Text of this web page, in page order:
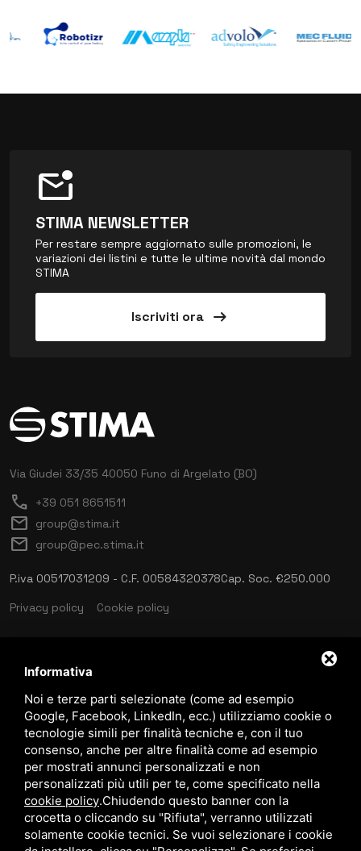
mark_email_unread
STIMA NEWSLETTER
Per restare sempre aggiornato sulle promozioni, le
variazioni dei listini e tutte le ultime novità dal mondo
STIMA
Iscriviti ora arrow_right_alt
Via Giudei 33/35 40050 Funo di Argelato (BO)
call +39 051 8651511
mail group@stima.it
mail group@pec.stima.it
P.iva 00517031209 - C.F. 00584320378Cap. Soc. €250.000
Privacy policy
Cookie policy
download Catalogo Stima
download Politica qualità e sicurezza
Informativa
Noi e terze parti selezionate (come ad esempio
Google, Facebook, LinkedIn, ecc.) utilizziamo cookie o
tecnologie simili per finalità tecniche e, con il tuo
consenso, anche per altre finalità come ad esempio
per mostrati annunci personalizzati e non
personalizzati più utili per te, come specificato nella
cookie policy.Chiudendo questo banner con la
crocetta o cliccando su "Rifiuta", verranno utilizzati
solamente cookie tecnici. Se vuoi selezionare i cookie